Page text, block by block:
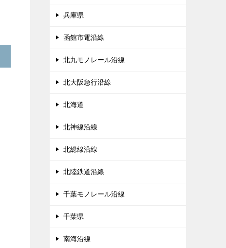
兵庫県
函館市電沿線
北九モノレール沿線
北大阪急行沿線
北海道
北神線沿線
北総線沿線
北陸鉄道沿線
千葉モノレール沿線
千葉県
南海沿線